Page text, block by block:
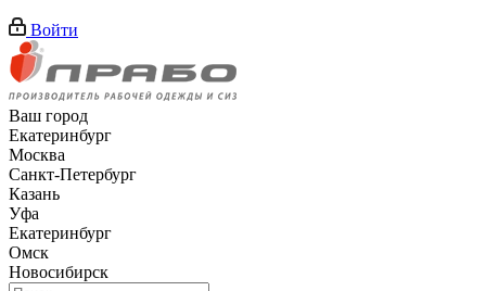
Войти
Ваш город
Екатеринбург
Москва
Санкт-Петербург
Казань
Уфа
Екатеринбург
Омск
Новосибирск